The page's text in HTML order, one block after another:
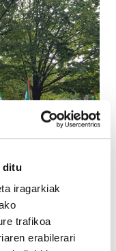
ditu
iragarkiak
trafikoa
erabilerari
eta